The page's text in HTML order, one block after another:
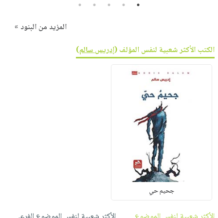
1
2
3
4
5
المزيد من البنود »
الكتب الأكثر شعبية لنفس المؤلف (إدريس سالم)
جحيم حي